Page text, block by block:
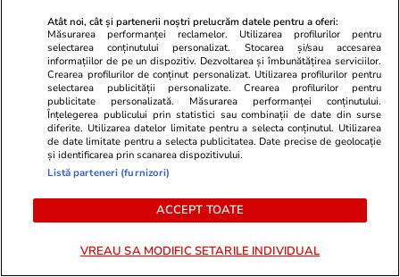
Horoscop 18 iulie 2026.
Vărsătorii ar vrea să răstoarne
termenii unei înțelegeri, să
modifice un acord care nu le mai
convine
Orașul din
interzis să
plouă: se
claxonat
Vărsătorii ar vrea să răstoarne
Atât noi, cât și partenerii noștri prelucrăm datele pentru a oferi:
Măsurarea performanței reclamelor. Utilizarea profilurilor pentru
selectarea conținutului personalizat. Stocarea și/sau accesarea
informațiilor de pe un dispozitiv. Dezvoltarea și îmbunătățirea serviciilor.
Crearea profilurilor de conținut personalizat. Utilizarea profilurilor pentru
selectarea publicității personalizate. Crearea profilurilor pentru
publicitate personalizată. Măsurarea performanței conținutului.
Înțelegerea publicului prin statistici sau combinații de date din surse
diferite. Utilizarea datelor limitate pentru a selecta conținutul. Utilizarea
de date limitate pentru a selecta publicitatea. Date precise de geolocație
și identificarea prin scanarea dispozitivului.
Listă parteneri (furnizori)
ACCEPT TOATE
VREAU SA MODIFIC SETARILE INDIVIDUAL